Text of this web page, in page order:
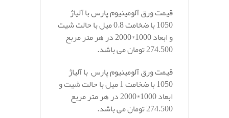
قیمت ورق آلومینیوم پارس با آلیاژ
1050 با ضخامت 0.8 میل با حالت شیت
و ابعاد 1000*2000 در هر متر مربع
274.500 تومان می باشد.
قیمت ورق آلومینیوم پارس با آلیاژ
1050 با ضخامت 1 میل با حالت شیت و
ابعاد 1000*2000 در هر متر مربع
274.500 تومان می باشد.